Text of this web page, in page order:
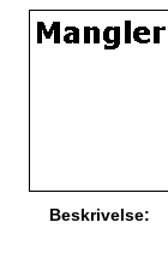
Beskrivelse: